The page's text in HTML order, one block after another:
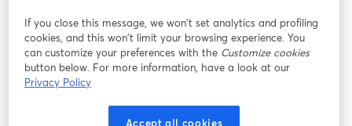
wird in einem neuen Tab geöffnet
Nutzungsbedingungen
wird in einem neuen Tab geöffnet
Datenschutzrichtlinie Cookie-Richtlinie
If you close this message, we won’t set analytics and profiling
cookies, and this won’t limit your browsing experience. You
can customize your preferences with the Customize cookies
button below. For more information, have a look at our
Privacy Policy
Accept all cookies